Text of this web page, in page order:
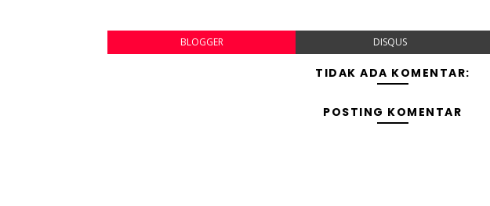
BLOGGER DISQUS
TIDAK ADA KOMENTAR:
POSTING KOMENTAR